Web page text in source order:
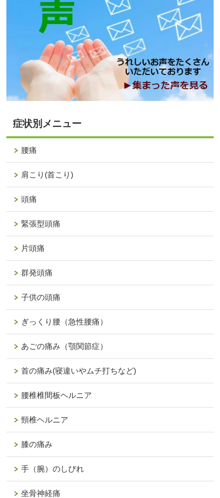
症状別メニュー
腰痛
肩こり(首こり)
頭痛
緊張型頭痛
片頭痛
群発頭痛
子供の頭痛
ぎっくり腰（急性腰痛）
あごの痛み（顎関節症）
首の痛み(寝違いやムチ打ちなど)
腰椎椎間板ヘルニア
頸椎ヘルニア
膝の痛み
手（腕）のしびれ
坐骨神経痛